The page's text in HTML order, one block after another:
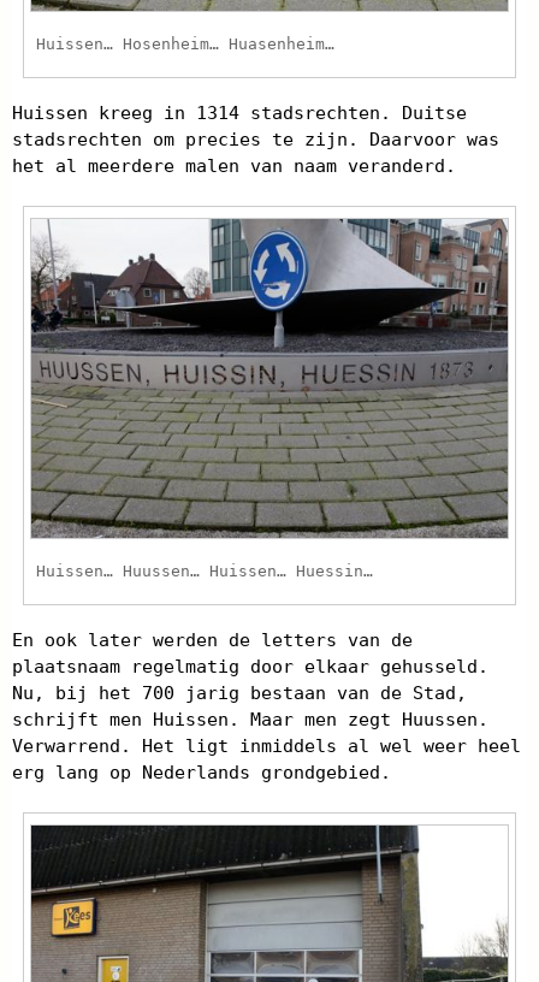
Huissen… Hosenheim… Huasenheim…
Huissen kreeg in 1314 stadsrechten. Duitse
stadsrechten om precies te zijn. Daarvoor was
het al meerdere malen van naam veranderd.
Huissen… Huussen… Huissen… Huessin…
En ook later werden de letters van de
plaatsnaam regelmatig door elkaar gehusseld.
Nu, bij het 700 jarig bestaan van de Stad,
schrijft men Huissen. Maar men zegt Huussen.
Verwarrend. Het ligt inmiddels al wel weer heel
erg lang op Nederlands grondgebied.